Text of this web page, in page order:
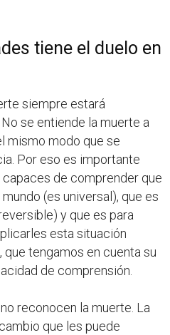
tiene el duelo en
siempre estará
se entiende la muerte a
mismo modo que se
Por eso es importante
capaces de comprender que
(es universal), que es
y que es para
esta situación
tengamos en cuenta su
de comprensión.
reconocen la muerte. La
que les puede